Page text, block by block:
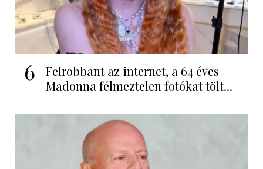
6
Felrobbant az internet, a 64 éves
Madonna félmeztelen fotókat tölt...